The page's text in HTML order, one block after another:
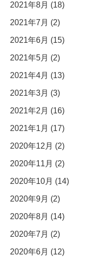
2021年8月 (18)
2021年7月 (2)
2021年6月 (15)
2021年5月 (2)
2021年4月 (13)
2021年3月 (3)
2021年2月 (16)
2021年1月 (17)
2020年12月 (2)
2020年11月 (2)
2020年10月 (14)
2020年9月 (2)
2020年8月 (14)
2020年7月 (2)
2020年6月 (12)